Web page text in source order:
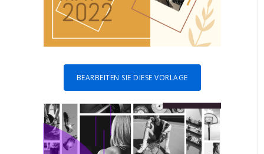
BEARBEITEN SIE DIESE VORLAGE